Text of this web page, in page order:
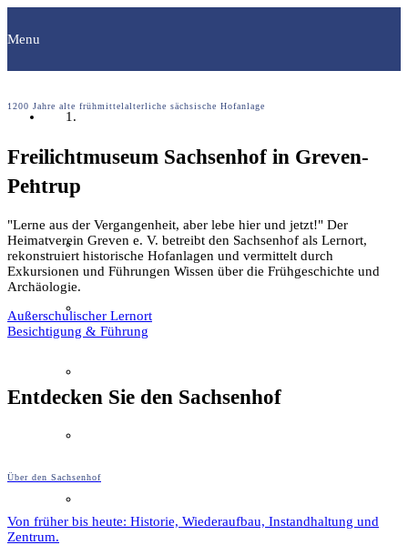
Menu
Fachgruppen
Archäologie
1200 Jahre alte frühmittelalterliche sächsische Hofanlage
Freilichtmuseum Sachsenhof in Greven-
Pentrup
"Lerne aus der Vergangenheit, aber lebe hier und jetzt!" Der
Heimatverein Greven e. V. betreibt den Sachsenhof als Lernort,
rekonstruiert historische Hofanlagen und vermittelt durch
Exkursionen und Führungen Wissen über die Frühgeschichte und
Archäologie.
Außerschulischer Lernort
Besichtigung & Führung
Entdecken Sie den Sachsenhof
Über den Sachsenhof
Von früher bis heute: Historie, Wiederaufbau, Instandhaltung und
Zentrum.